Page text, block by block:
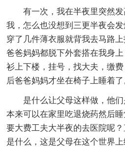
有一次，我在半夜里突然
我，怎么也没想到三更半夜会
穿了几件薄衣服就背我去马路
爸爸妈妈都脱下外套搭在我身
衫上下楼，挂号，找大夫，缴
后爸爸妈妈才坐在椅子上睡着了
是什么让父母这样做，他
本来可以在家里吃退烧药然后
要大费工夫大半夜的去医院呢
是什么，这是父母在这个世界